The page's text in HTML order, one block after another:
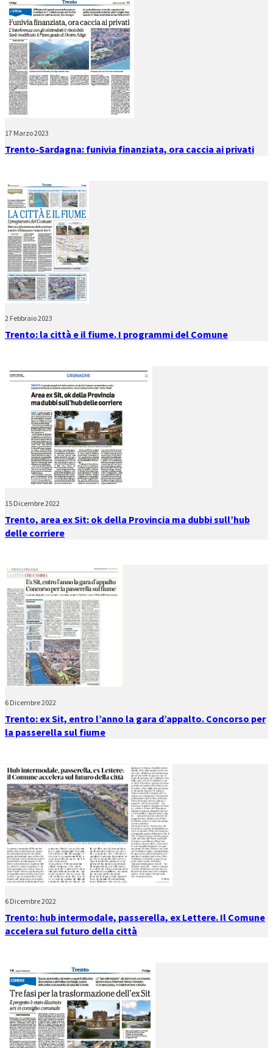
17 Marzo 2023
Trento-Sardagna: funivia finanziata, ora caccia ai privati
2 Febbraio 2023
Trento: la città e il fiume. I programmi del Comune
15 Dicembre 2022
Trento, area ex Sit: ok della Provincia ma dubbi sull’hub
delle corriere
6 Dicembre 2022
Trento: ex Sit, entro l’anno la gara d’appalto. Concorso per
la passerella sul fiume
6 Dicembre 2022
Trento: hub intermodale, passerella, ex Lettere. Il Comune
accelera sul futuro della città